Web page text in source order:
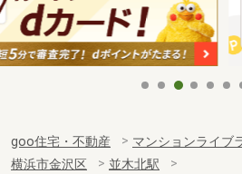
goo住宅・不動産 マンションライブ
横浜市金沢区
並木北駅